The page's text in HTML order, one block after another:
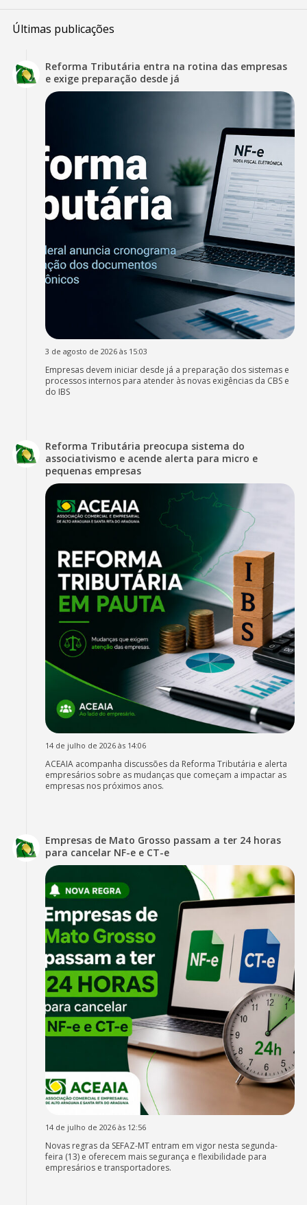
Últimas publicações
Reforma Tributária entra na rotina das empresas
e exige preparação desde já
3 de agosto de 2026 às 15:03
Empresas devem iniciar desde já a preparação dos sistemas e
processos internos para atender às novas exigências da CBS e
do IBS
Reforma Tributária preocupa sistema do
associativismo e acende alerta para micro e
pequenas empresas
14 de julho de 2026 às 14:06
ACEAIA acompanha discussões da Reforma Tributária e alerta
empresários sobre as mudanças que começam a impactar as
empresas nos próximos anos.
Empresas de Mato Grosso passam a ter 24 horas
para cancelar NF-e e CT-e
14 de julho de 2026 às 12:56
Novas regras da SEFAZ-MT entram em vigor nesta segunda-
feira (13) e oferecem mais segurança e flexibilidade para
empresários e transportadores.